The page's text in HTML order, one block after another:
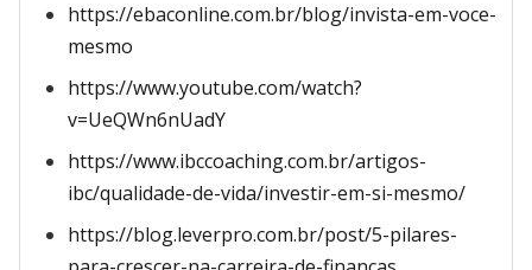
https://ebaconline.com.br/blog/invista-em-voce-
mesmo
https://www.youtube.com/watch?
v=UeQWn6nUadY
https://www.ibccoaching.com.br/artigos-
ibc/qualidade-de-vida/investir-em-si-mesmo/
https://blog.leverpro.com.br/post/5-pilares-